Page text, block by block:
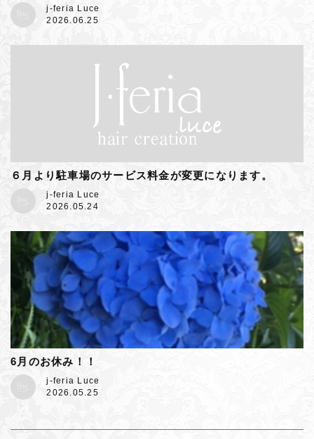
j-feria Luce
2026.06.25
６月より駐車場のサービス料金が変更になります。
j-feria Luce
2026.05.24
6月のお休み！！
j-feria Luce
2026.05.25